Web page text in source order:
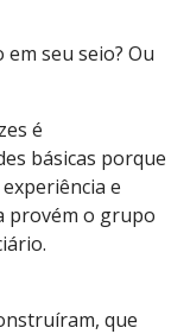
seu seio? Ou
é
básicas porque
e
provém o grupo
que